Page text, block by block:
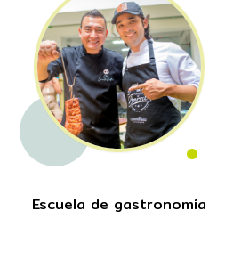
Escuela de gastronomía